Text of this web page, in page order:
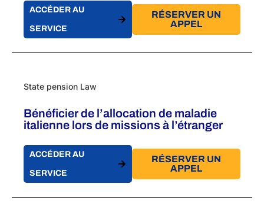
ACCÉDER AU
SERVICE
RÉSERVER UN
APPEL
State pension Law
Bénéficier de l’allocation de maladie
italienne lors de missions à l’étranger
ACCÉDER AU
SERVICE
RÉSERVER UN
APPEL